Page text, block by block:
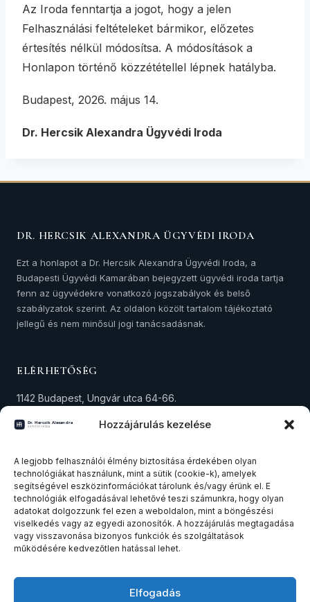
Hozzájárulás kezelése
A legjobb felhasználói élmény biztosítása érdekében olyan
technológiákat használunk, mint a sütik (cookie-k), amelyek
segítségével eszközinformációkat tárolunk és/vagy érünk el. E
technológiák elfogadásával lehetővé teszi számunkra, hogy olyan
adatokat dolgozzunk fel ezen a weboldalon, mint a böngészési
viselkedés vagy az egyedi azonosítók. A hozzájárulás megtagadása
vagy visszavonása bizonyos funkciók és szolgáltatások
működésére kedvezőtlen hatással lehet.
Elfogadás
Az Iroda fenntartja a jogot, hogy a jelen
Felhasználási feltételeket bármikor, előzetes
értesítés nélkül módosítsa. A módosítások a
Honlapon történő közzététellel lépnek hatályba.
Budapest, 2026. május 14.
Dr. Hercsik Alexandra Ügyvédi Iroda
DR. HERCSIK ALEXANDRA ÜGYVÉDI IRODA
Ezt a honlapot a Dr. Hercsik Alexandra Ügyvédi Iroda, a
Budapesti Ügyvédi Kamarában bejegyzett ügyvédi iroda tartja
fenn az ügyvédekre vonatkozó jogszabályok és belső
szabályzatok szerint. Az oldalon közölt tartalom tájékoztató
jellegű és nem minősül jogi tanácsadásnak.
ELÉRHETŐSÉG
1142 Budapest, Ungvár utca 64-66.
+36 30 573 4294
Adószám: 18291434-1-42
SZAKTERÜLETEK
Ingatlanjog
Társasági és cégjog
Felszámolási és csődeljárás